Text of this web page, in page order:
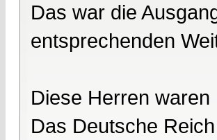
Das war die
entsprechenden
Diese Herren waren
Das Deutsche